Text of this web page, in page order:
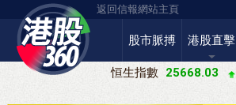
返回信報網站主頁
股市脈搏 港股直擊
恒生指數 25668.03